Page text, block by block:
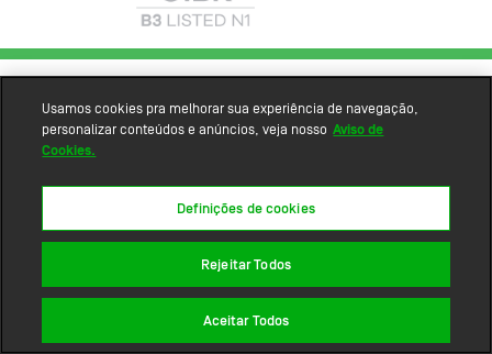
Usamos cookies pra melhorar sua experiência de navegação,
personalizar conteúdos e anúncios, veja nosso Aviso de
Cookies.
Definições de cookies
Rejeitar Todos
Aceitar Todos